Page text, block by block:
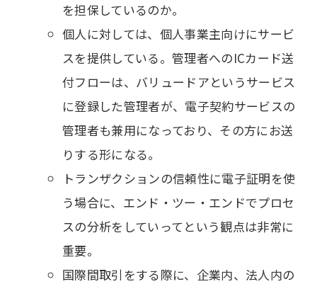
を担保しているのか。
個人に対しては、個人事業主向けにサービ
スを提供している。管理者へのICカード送
付フローは、バリュードアというサービス
に登録した管理者が、電子契約サービスの
管理者も兼用になっており、その方にお送
りする形になる。
トランザクションの信頼性に電子証明を使
う場合に、エンド・ツー・エンドでプロセ
スの分析をしていってという観点は非常に
重要。
国際間取引をする際に、企業内、法人内の